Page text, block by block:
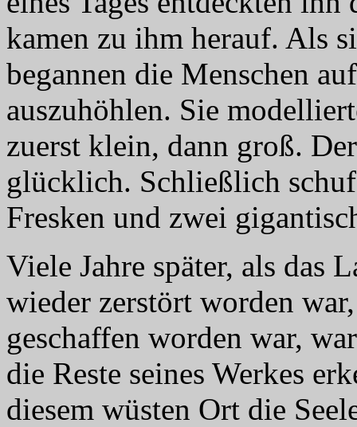
kamen zu ihm herauf. Als
begannen die Menschen
auszuhöhlen. Sie
zuerst klein, dann groß.
glücklich. Schließlich
Fresken und zwei
Viele Jahre später, als das
wieder zerstört worden
geschaffen worden war,
die Reste seines Werkes
diesem wüsten Ort die